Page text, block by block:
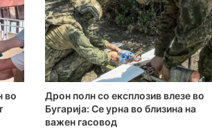
во
Дрон полн со експлозив влезе во
Бугарија: Се урна во близина на
важен гасовод